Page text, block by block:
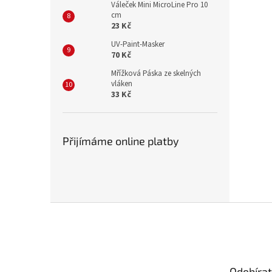
Váleček Mini MicroLine Pro 10
cm
23 Kč
UV-Paint-Masker
70 Kč
Mřížková Páska ze skelných
vláken
33 Kč
Přijímáme online platby